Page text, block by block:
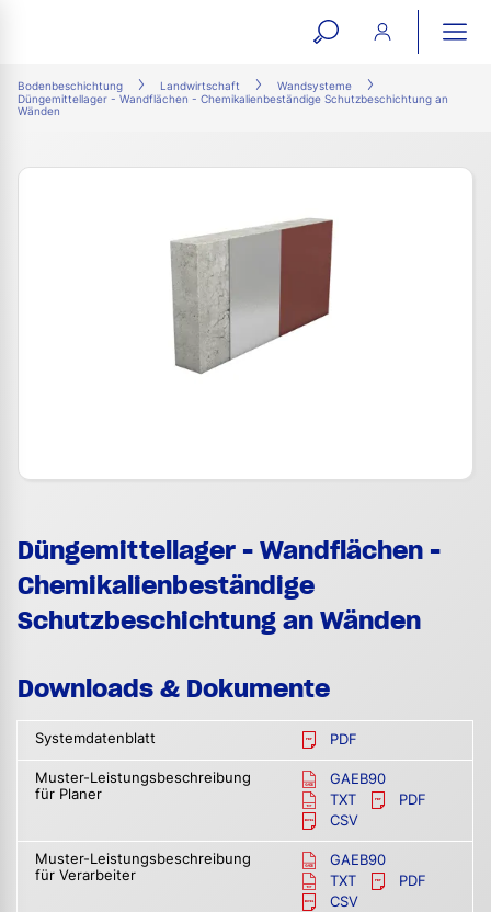
open
search
Bodenbeschichtung Landwirtschaft
Wandsysteme
Düngemittellager - Wandflächen - Chemikalienbeständige Schutzbeschichtung an
Wänden
Düngemittellager - Wandflächen -
Chemikalienbeständige
Schutzbeschichtung an Wänden
Downloads & Dokumente
Systemdatenblatt PDF
Muster-Leistungsbeschreibung
für Planer
GAEB90
TXT
PDF
CSV
Muster-Leistungsbeschreibung
für Verarbeiter
GAEB90
TXT
PDF
CSV